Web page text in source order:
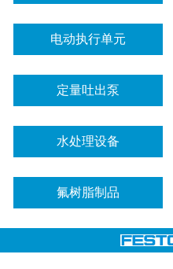
电动执行单元
定量吐出泵
水处理设备
氟树脂制品